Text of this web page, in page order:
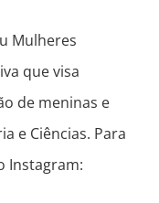
Mulheres
que visa
de meninas e
e Ciências. Para
Instagram: